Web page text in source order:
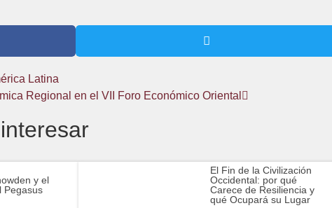
Latina
Regional en el VII Foro Económico Oriental
y el
Pegasus
El Fin de la Civilización
Occidental: por qué
Carece de Resiliencia y
qué Ocupará su Lugar